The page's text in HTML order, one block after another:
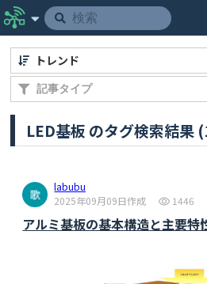
LED基板 のタグ検索結果
トレンド
labubu
2025年09月09日作成
1446
アルミ基板の基本構造と主要特